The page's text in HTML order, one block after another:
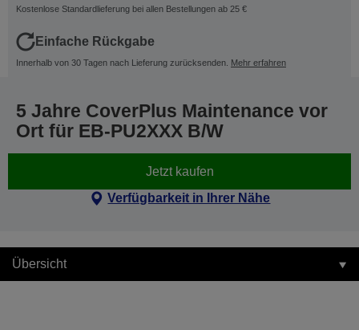
Kostenlose Standardlieferung bei allen Bestellungen ab 25 €
Einfache Rückgabe
Innerhalb von 30 Tagen nach Lieferung zurücksenden. Mehr erfahren
5 Jahre CoverPlus Maintenance vor
Ort für EB-PU2XXX B/W
Jetzt kaufen
Verfügbarkeit in Ihrer Nähe
Übersicht